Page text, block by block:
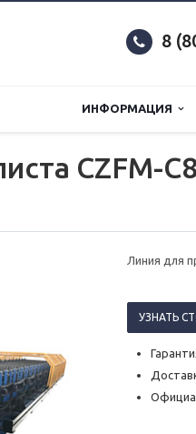
8
ИНФОРМАЦИЯ
CZFM-
Линия для
УЗНАТЬ